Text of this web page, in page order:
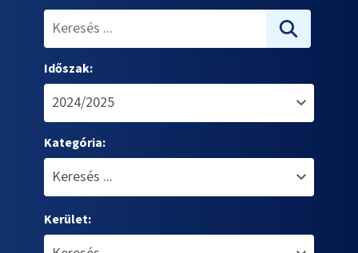
Időszak:
Kategória:
Kerület: